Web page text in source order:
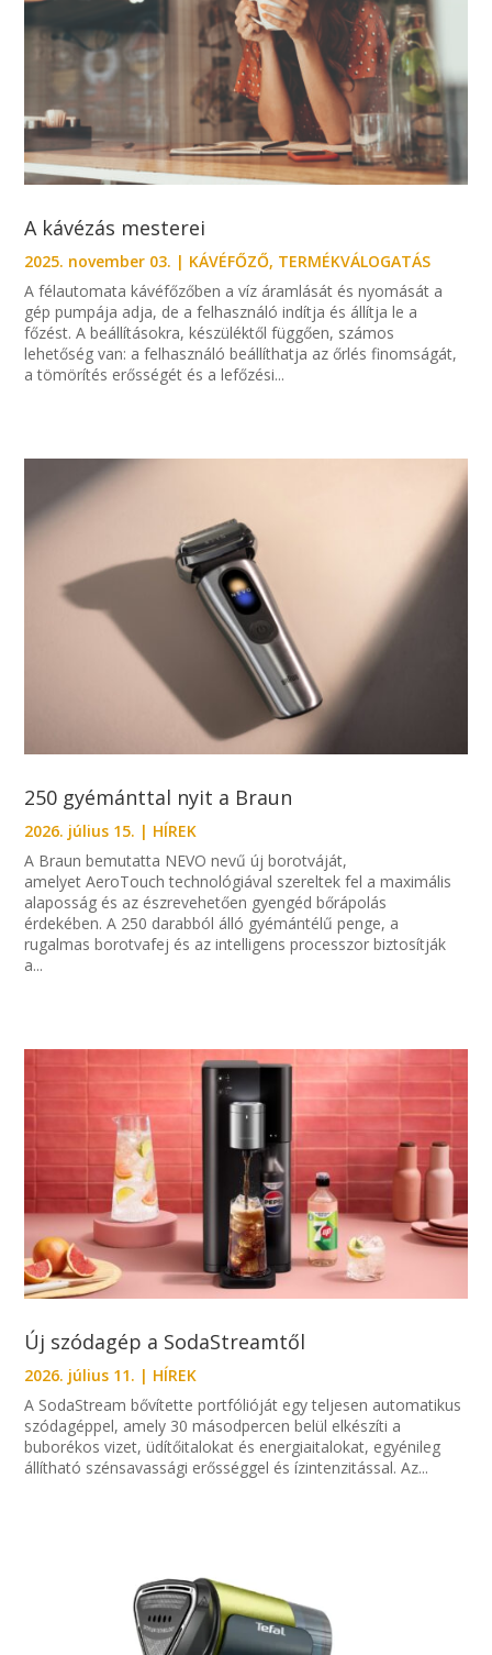
A kávézás mesterei
2025. november 03. | KÁVÉFŐZŐ, TERMÉKVÁLOGATÁS
A félautomata kávéfőzőben a víz áramlását és nyomását a
gép pumpája adja, de a felhasználó indítja és állítja le a
főzést. A beállításokra, készüléktől függően, számos
lehetőség van: a felhasználó beállíthatja az őrlés finomságát,
a tömörítés erősségét és a lefőzési...
250 gyémánttal nyit a Braun
2026. július 15. | HÍREK
A Braun bemutatta NEVO nevű új borotváját,
amelyet AeroTouch technológiával szereltek fel a maximális
alaposság és az észrevehetően gyengéd bőrápolás
érdekében. A 250 darabból álló gyémántélű penge, a
rugalmas borotvafej és az intelligens processzor biztosítják
a...
Új szódagép a SodaStreamtől
2026. július 11. | HÍREK
A SodaStream bővítette portfólióját egy teljesen automatikus
szódagéppel, amely 30 másodpercen belül elkészíti a
buborékos vizet, üdítőitalokat és energiaitalokat, egyénileg
állítható szénsavassági erősséggel és ízintenzitással. Az...